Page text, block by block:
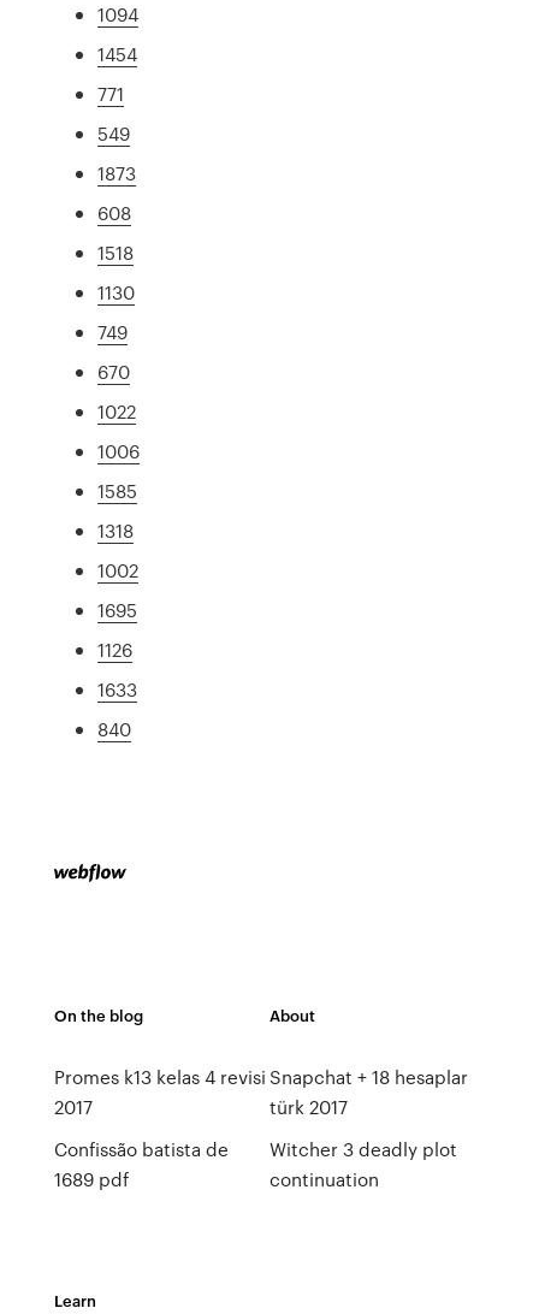
1094
1454
771
549
1873
608
1518
1130
749
670
1022
1006
1585
1318
1002
1695
1126
1633
840
On the blog
Promes k13 kelas 4 revisi
2017
Confissão batista de
1689 pdf
About
Snapchat + 18 hesaplar
türk 2017
Witcher 3 deadly plot
continuation
Learn